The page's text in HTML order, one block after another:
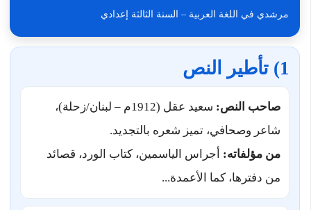
مرشدي في اللغة العربية – السنة الثالثة إعدادي
1) تأطير النص
صاحب النص:
سعيد عقل (1912م – لبنان/زحلة)،
شاعر وصحافي، تميز شعره بالتجديد.
من مؤلفاته: أجراس الياسمين، كتاب الورد، قصائد
من دفترها، كما الأعمدة...